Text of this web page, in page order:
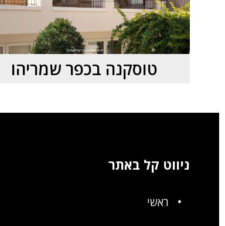
טוסקנה בכפר שמריהו
ניווט קל באתר
ראשי